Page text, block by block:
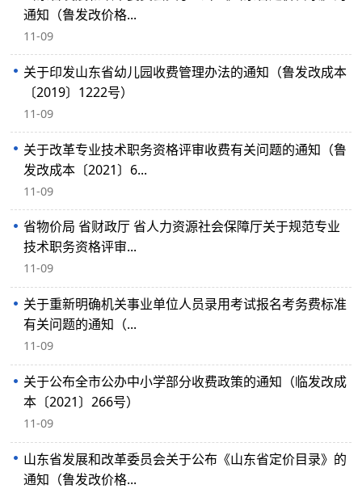
通知（鲁发改价格...
11-09
关于印发山东省幼儿园收费管理办法的通知（鲁发改成本
〔2019〕1222号）
11-09
关于改革专业技术职务资格评审收费有关问题的通知（鲁
发改成本〔2021〕6...
11-09
省物价局 省财政厅 省人力资源社会保障厅关于规范专业
技术职务资格评审...
11-09
关于重新明确机关事业单位人员录用考试报名考务费标准
有关问题的通知（...
11-09
关于公布全市公办中小学部分收费政策的通知（临发改成
本〔2021〕266号）
11-09
山东省发展和改革委员会关于公布《山东省定价目录》的
通知（鲁发改价格...